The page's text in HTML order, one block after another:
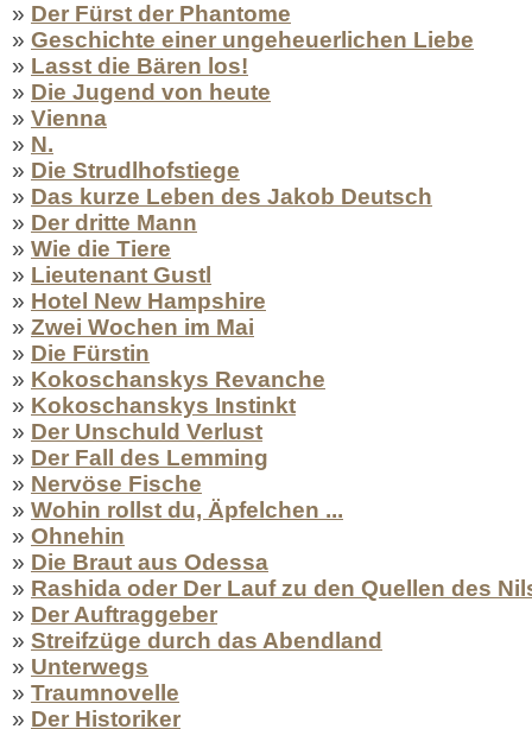
» Der Fürst der Phantome
» Geschichte einer ungeheuerlichen Liebe
» Lasst die Bären los!
» Die Jugend von heute
» Vienna
» N.
» Die Strudlhofstiege
» Das kurze Leben des Jakob Deutsch
» Der dritte Mann
» Wie die Tiere
» Lieutenant Gustl
» Hotel New Hampshire
» Zwei Wochen im Mai
» Die Fürstin
» Kokoschanskys Revanche
» Kokoschanskys Instinkt
» Der Unschuld Verlust
» Der Fall des Lemming
» Nervöse Fische
» Wohin rollst du, Äpfelchen ...
» Ohnehin
» Die Braut aus Odessa
» Rashida oder Der Lauf zu den Quellen des
» Der Auftraggeber
» Streifzüge durch das Abendland
» Unterwegs
» Traumnovelle
» Der Historiker